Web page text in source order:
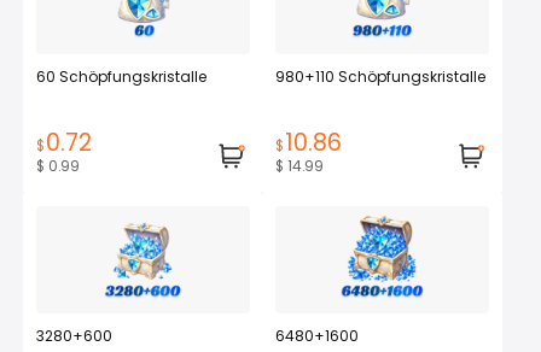
60 Schöpfungskristalle
$0.72
$ 0.99
980+110 Schöpfungskristalle
$10.86
$ 14.99
3280+600
6480+1600